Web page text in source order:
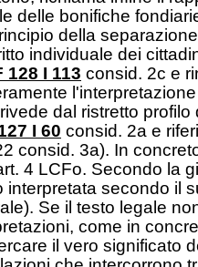
delle bonifiche
della
individuale dei
128 I 113 consid. 2c e
dal ristretto profilo
I 60 consid. 2a e
consid. 3a). In
4 LCFo. Secondo la
interpretata secondo il
Se il testo legale
come in
il vero significato